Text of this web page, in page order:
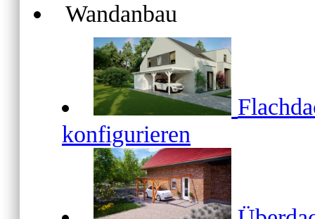
Wandanbau
konfigurieren